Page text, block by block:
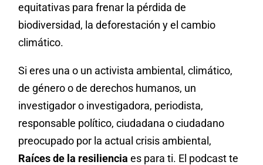
equitativas para frenar la pérdida de
biodiversidad, la deforestación y el cambio
climático.
Si eres una o un activista ambiental, climático,
de género o de derechos humanos, un
investigador o investigadora, periodista,
responsable político, ciudadana o ciudadano
preocupado por la actual crisis ambiental,
Raíces de la resilienciaes para ti. El podcast te